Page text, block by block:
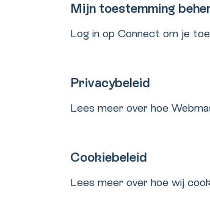
Mijn toestemming
Log in op Connect om je
Privacybeleid
Lees meer over hoe
Cookiebeleid
Lees meer over hoe wij